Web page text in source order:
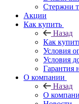
Стержни
Акции
Как купить
Назад
Как
Условия
Условия
Гарантия
О компании
Назад
О